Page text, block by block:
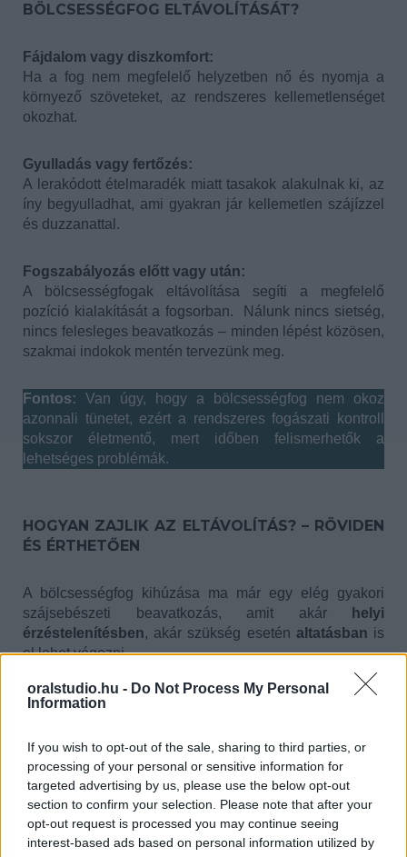
oralstudio.hu - Do Not Process My Personal
Information
If you wish to opt-out of the sale, sharing to third parties, or
processing of your personal or sensitive information for
targeted advertising by us, please use the below opt-out
section to confirm your selection. Please note that after your
opt-out request is processed you may continue seeing
interest-based ads based on personal information utilized by
BÖLCSESSÉGFOG ELTÁVOLÍTÁSÁT?
Fájdalom vagy diszkomfort:
Ha a fog nem megfelelő helyzetben nő és nyomja a
környező szöveteket, az rendszeres kellemetlenséget
okozhat.
Gyulladás vagy fertőzés:
A lerakódott ételmaradék miatt tasakok alakulnak ki, az
íny begyulladhat, ami gyakran jár kellemetlen szájízzel
és duzzanattal.
Fogszabályozás előtt vagy után:
A bölcsességfogak eltávolítása segíti a megfelelő
pozíció kialakítását a fogsorban. Nálunk nincs sietség,
nincs felesleges beavatkozás – minden lépést közösen,
szakmai indokok mentén tervezünk meg.
Fontos: Van úgy, hogy a bölcsességfog nem okoz
azonnali tünetet, ezért a rendszeres fogászati kontroll
sokszor életmentő, mert időben felismerhetők a
lehetséges problémák.
HOGYAN ZAJLIK AZ ELTÁVOLÍTÁS? – RÖVIDEN
ÉS ÉRTHETŐEN
A bölcsességfog kihúzása ma már egy elég gyakori
szájsebészeti beavatkozás, amit akár
helyi
érzéstelenítésben, akár szükség esetén altatásban is
el lehet végezni.
A beavatkozás előtt mindig történik egy alapos
Röntgen vagy 3D képalkotás (CBCT) segít felmérni a
fog helyzetét,
Szakember dönti el, hogy a fog milyen technikával
távolítható el a legkíméletesebben.